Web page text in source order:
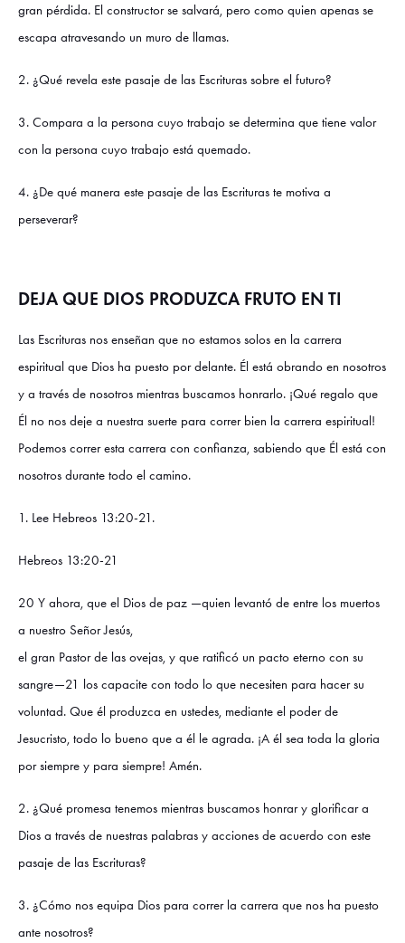
gran pérdida. El constructor se salvará, pero como quien apenas se
escapa atravesando un muro de llamas.
2. ¿Qué revela este pasaje de las Escrituras sobre el futuro?
3. Compara a la persona cuyo trabajo se determina que tiene valor
con la persona cuyo trabajo está quemado.
4. ¿De qué manera este pasaje de las Escrituras te motiva a
perseverar?
DEJA QUE DIOS PRODUZCA FRUTO EN TI
Las Escrituras nos enseñan que no estamos solos en la carrera
espiritual que Dios ha puesto por delante. Él está obrando en nosotros
y a través de nosotros mientras buscamos honrarlo. ¡Qué regalo que
Él no nos deje a nuestra suerte para correr bien la carrera espiritual!
Podemos correr esta carrera con confianza, sabiendo que Él está con
nosotros durante todo el camino.
1. Lee Hebreos 13:20-21.
Hebreos 13:20-21
20 Y ahora, que el Dios de paz —quien levantó de entre los muertos
a nuestro Señor Jesús,
el gran Pastor de las ovejas, y que ratificó un pacto eterno con su
sangre—21 los capacite con todo lo que necesiten para hacer su
voluntad. Que él produzca en ustedes, mediante el poder de
Jesucristo, todo lo bueno que a él le agrada. ¡A él sea toda la gloria
por siempre y para siempre! Amén.
2. ¿Qué promesa tenemos mientras buscamos honrar y glorificar a
Dios a través de nuestras palabras y acciones de acuerdo con este
pasaje de las Escrituras?
3. ¿Cómo nos equipa Dios para correr la carrera que nos ha puesto
ante nosotros?